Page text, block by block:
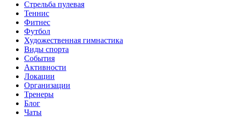
Стрельба пулевая
Теннис
Фитнес
Футбол
Художественная гимнастика
Виды спорта
События
Активности
Локации
Организации
Тренеры
Блог
Чаты